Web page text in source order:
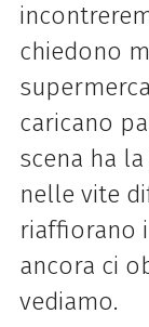
chiedono
caricano
scena ha
nelle vite
riaffiorano
ancora ci
vediamo.